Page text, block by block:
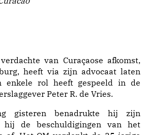
van Curaçaose afkomst,
heeft via zijn advocaat laten
enkele rol heeft gespeeld in de
Peter R. de Vries.
gisteren benadrukte hij zijn
hij de beschuldigingen van het